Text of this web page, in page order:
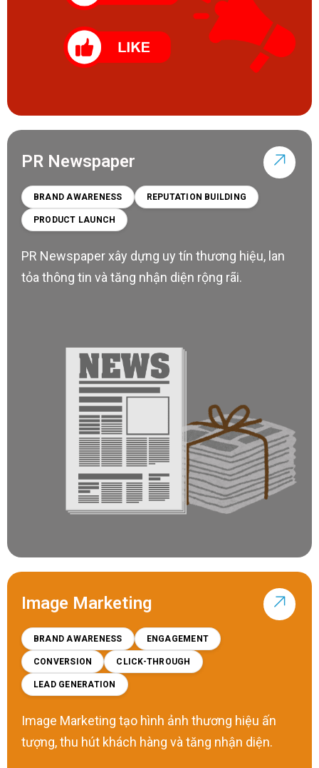
PR Newspaper
BRAND AWARENESS REPUTATION BUILDING
PRODUCT LAUNCH
PR Newspaper xây dựng uy tín thương hiệu, lan
tỏa thông tin và tăng nhận diện rộng rãi.
Image Marketing
BRAND AWARENESS ENGAGEMENT
CONVERSION CLICK-THROUGH
LEAD GENERATION
Image Marketing tạo hình ảnh thương hiệu ấn
tượng, thu hút khách hàng và tăng nhận diện.